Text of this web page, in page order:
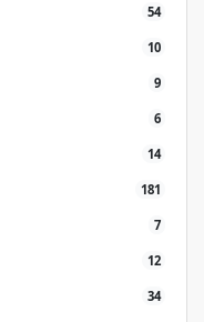
54
10
9
6
14
181
7
12
34